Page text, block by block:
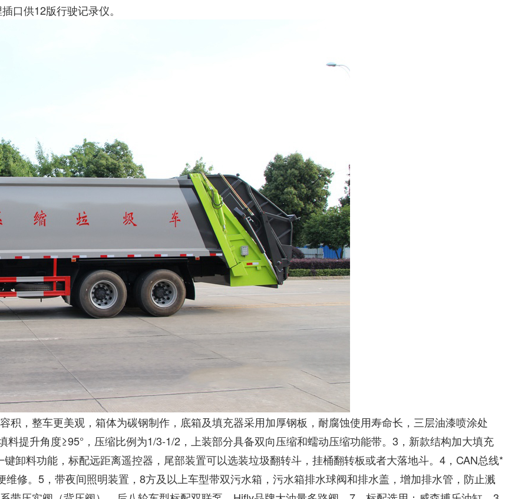
口供12版行驶记录仪。
积，整车更美观，箱体为碳钢制作，底箱及填充器采用加厚钢板，耐腐蚀使用寿命长，三层油漆喷涂处
提升角度≥95°，压缩比例为1/3-1/2，上装部分具备双向压缩和蠕动压缩功能带。3，新款结构加大填充
卸料功能，标配远距离遥控器，尾部装置可以选装垃圾翻转斗，挂桶翻转板或者大落地斗。4，CAN总线*
修。5，带夜间照明装置，8方及以上车型带双污水箱，污水箱排水球阀和排水盖，增加排水管，防止溅